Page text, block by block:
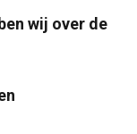
wij over de